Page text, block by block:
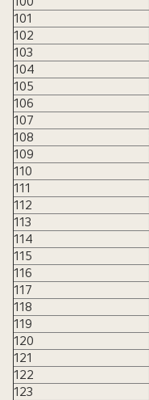
101
102
103
104
105
106
107
108
109
110
111
112
113
114
115
116
117
118
119
120
121
122
123